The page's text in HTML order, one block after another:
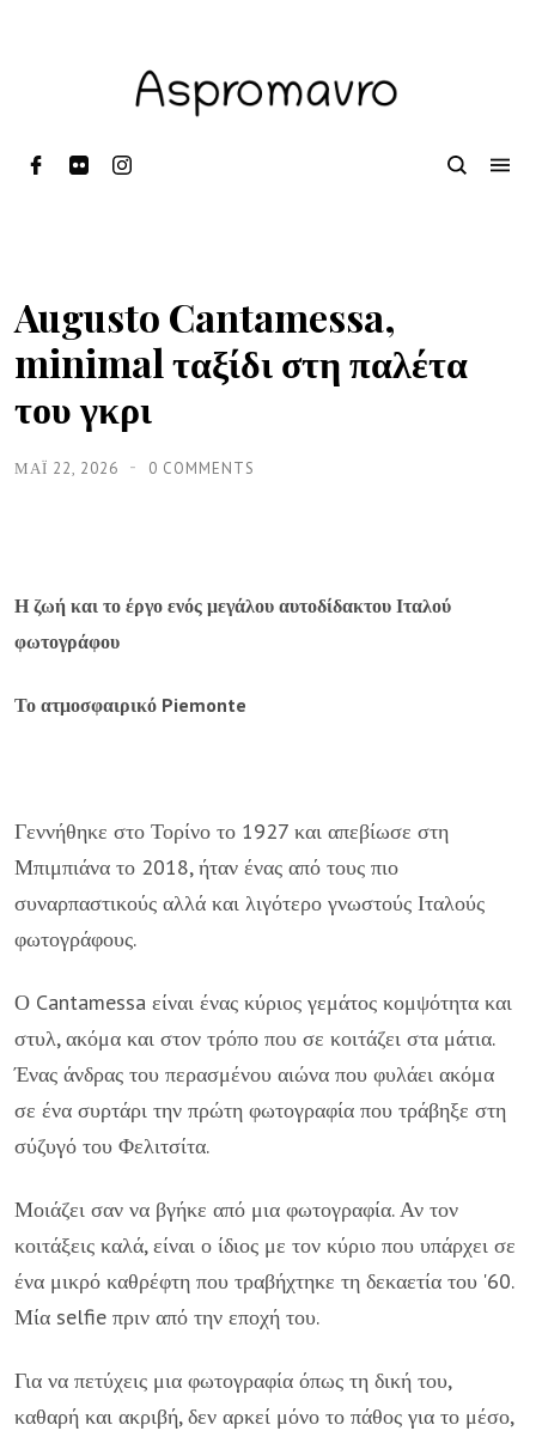
Augusto Cantamessa,
minimal ταξίδι στη παλέτα
του γκρι
ΜΑΪ́ 22, 2026 0 COMMENTS
Η ζωή και το έργο ενός μεγάλου αυτοδίδακτου Ιταλού
φωτογράφου
Το ατμοσφαιρικό Piemonte
Γεννήθηκε στο Τορίνο το 1927 και απεβίωσε στη
Μπιμπιάνα το 2018, ήταν ένας από τους πιο
συναρπαστικούς αλλά και λιγότερο γνωστούς Ιταλούς
φωτογράφους.
Ο Cantamessa είναι ένας κύριος γεμάτος κομψότητα και
στυλ, ακόμα και στον τρόπο που σε κοιτάζει στα μάτια.
Ένας άνδρας του περασμένου αιώνα που φυλάει ακόμα
σε ένα συρτάρι την πρώτη φωτογραφία που τράβηξε στη
σύζυγό του Φελιτσίτα.
Μοιάζει σαν να βγήκε από μια φωτογραφία. Αν τον
κοιτάξεις καλά, είναι ο ίδιος με τον κύριο που υπάρχει σε
ένα μικρό καθρέφτη που τραβήχτηκε τη δεκαετία του '60.
Μία selfie πριν από την εποχή του.
Για να πετύχεις μια φωτογραφία όπως τη δική του,
καθαρή και ακριβή, δεν αρκεί μόνο το πάθος για το μέσο,